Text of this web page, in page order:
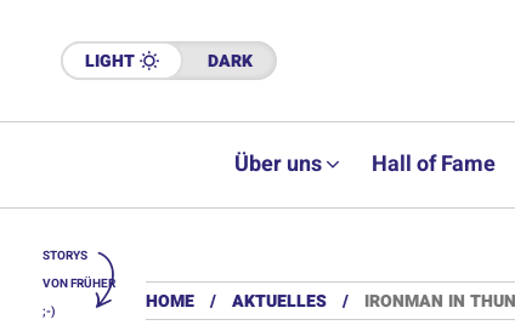
LIGHT DARK
Über uns Hall of Fame
HOME AKTUELLES IRONMAN IN
STORYS
VON FRÜHER
;-)